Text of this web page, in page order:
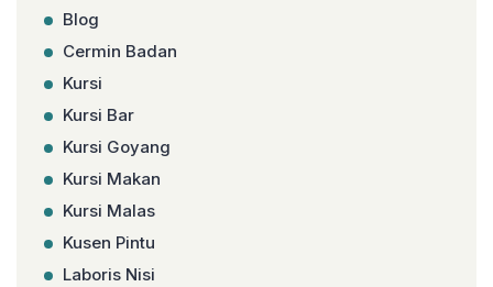
Blog
Cermin Badan
Kursi
Kursi Bar
Kursi Goyang
Kursi Makan
Kursi Malas
Kusen Pintu
Laboris Nisi